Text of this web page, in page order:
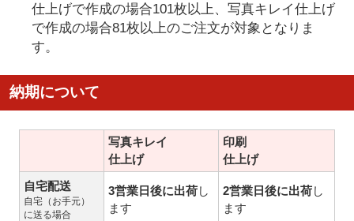
仕上げで作成の場合101枚以上、写真キレイ仕上げ
で作成の場合81枚以上のご注文が対象となりま
す。
納期について
写真キレイ
仕上げ
印刷
仕上げ
自宅配送
自宅（お手元）
に送る場合
3営業日後に出荷し
ます
2営業日後に出荷し
ます